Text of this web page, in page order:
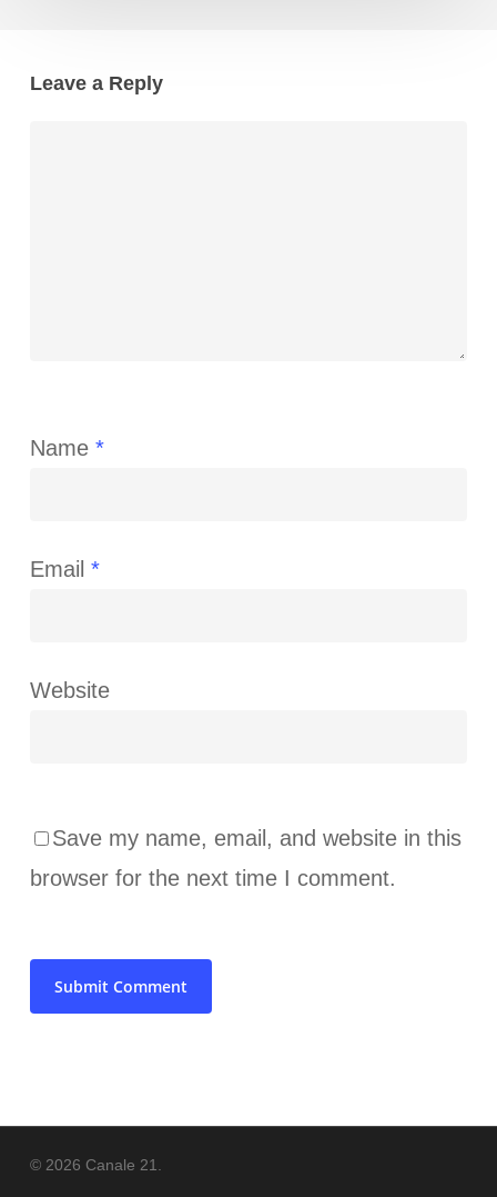
Leave a Reply
Name *
Email *
Website
Save my name, email, and website in this
browser for the next time I comment.
© 2026 Canale 21.